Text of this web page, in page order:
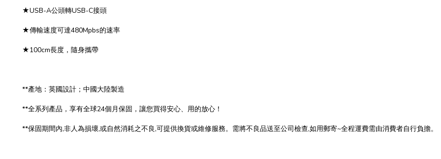
★USB-A公頭轉USB-C接頭
★傳輸速度可達480Mpbs的速率
★100cm長度，隨身攜帶
**產地：英國設計；中國大陸製造
**全系列產品，享有全球24個月保固，讓您買得安心、用的放心！
**保固期間內,非人為損壞,或自然消耗之不良,可提供換貨或維修服務。需將不良品送至公司檢查,如用郵寄~全程運費需由消費者自行負擔。